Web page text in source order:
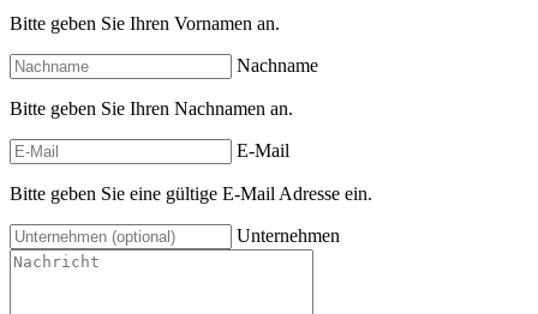
Bitte geben Sie Ihren Vornamen an.
Nachname
Bitte geben Sie Ihren Nachnamen an.
E-Mail
Bitte geben Sie eine gültige E-Mail Adresse ein.
Unternehmen